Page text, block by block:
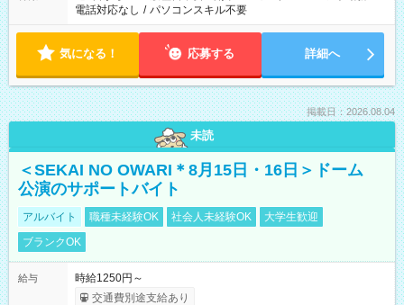
電話対応なし / パソコンスキル不要
気になる！ 応募する 詳細へ
掲載日：2026.08.04
未読
＜SEKAI NO OWARI＊8月15日・16日＞ドーム
公演のサポートバイト
アルバイト 職種未経験OK 社会人未経験OK
大学生歓迎
ブランクOK
給与
時給1250円～
交通費別途支給あり